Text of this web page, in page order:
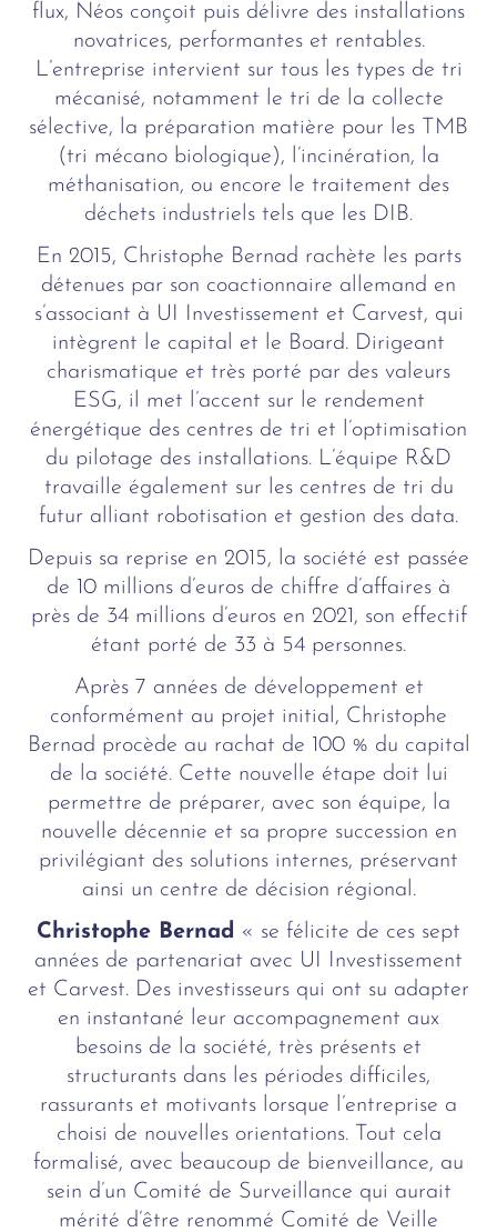
flux, Néos conçoit puis délivre des installations
novatrices, performantes et rentables.
L’entreprise intervient sur tous les types de tri
mécanisé, notamment le tri de la collecte
sélective, la préparation matière pour les TMB
(tri mécano biologique), l’incinération, la
méthanisation, ou encore le traitement des
déchets industriels tels que les DIB.
En 2015, Christophe Bernad rachète les parts
détenues par son coactionnaire allemand en
s’associant à UI Investissement et Carvest, qui
intègrent le capital et le Board. Dirigeant
charismatique et très porté par des valeurs
ESG, il met l’accent sur le rendement
énergétique des centres de tri et l’optimisation
du pilotage des installations. L’équipe R&D
travaille également sur les centres de tri du
futur alliant robotisation et gestion des data.
Depuis sa reprise en 2015, la société est passée
de 10 millions d’euros de chiffre d’affaires à
près de 34 millions d’euros en 2021, son effectif
étant porté de 33 à 54 personnes.
Après 7 années de développement et
conformément au projet initial, Christophe
Bernad procède au rachat de 100 % du capital
de la société. Cette nouvelle étape doit lui
permettre de préparer, avec son équipe, la
nouvelle décennie et sa propre succession en
privilégiant des solutions internes, préservant
ainsi un centre de décision régional.
Christophe Bernad « se félicite de ces sept
années de partenariat avec UI Investissement
et Carvest. Des investisseurs qui ont su adapter
en instantané leur accompagnement aux
besoins de la société, très présents et
structurants dans les périodes difficiles,
rassurants et motivants lorsque l’entreprise a
choisi de nouvelles orientations. Tout cela
formalisé, avec beaucoup de bienveillance, au
sein d’un Comité de Surveillance qui aurait
mérité d’être renommé Comité de Veille